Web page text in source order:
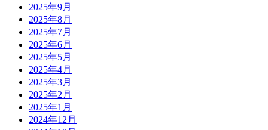
2025年9月
2025年8月
2025年7月
2025年6月
2025年5月
2025年4月
2025年3月
2025年2月
2025年1月
2024年12月